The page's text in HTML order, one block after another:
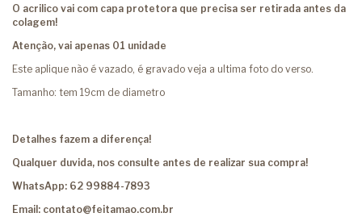
O acrilico vai com capa protetora que precisa ser retirada antes da
colagem!
Atenção, vai apenas 01 unidade
Este aplique não é vazado, é gravado veja a ultima foto do verso.
Tamanho: tem 19cm de diametro
Detalhes fazem a diferença!
Qualquer duvida, nos consulte antes de realizar sua compra!
WhatsApp: 62 99884-7893
Email: contato@feitamao.com.br